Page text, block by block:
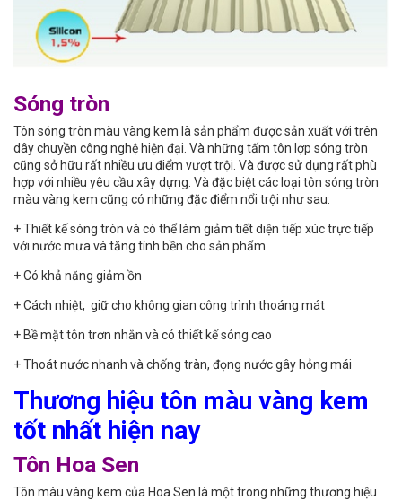
Sóng tròn
Tôn sóng tròn màu vàng kem là sản phẩm được sản xuất với trên
dây chuyền công nghệ hiện đại. Và những tấm tôn lợp sóng tròn
cũng sở hữu rất nhiều ưu điểm vượt trội. Và được sử dụng rất phù
hợp với nhiều yêu cầu xây dựng. Và đặc biệt các loại tôn sóng tròn
màu vàng kem cũng có những đặc điểm nổi trội như sau:
+ Thiết kế sóng tròn và có thể làm giảm tiết diện tiếp xúc trực tiếp
với nước mưa và tăng tính bền cho sản phẩm
+ Có khả năng giảm ồn
+ Cách nhiệt, giữ cho không gian công trình thoáng mát
+ Bề mặt tôn trơn nhẵn và có thiết kế sóng cao
+ Thoát nước nhanh và chống tràn, đọng nước gây hỏng mái
Thương hiệu tôn màu vàng kem
tốt nhất hiện nay
Tôn Hoa Sen
Tôn màu vàng kem của Hoa Sen là một trong những thương hiệu